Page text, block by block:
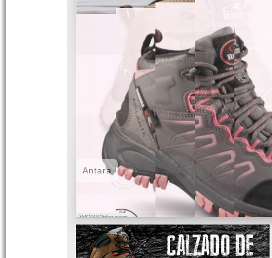
WOWSlider.com
Antara